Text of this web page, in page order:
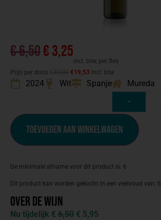
€6,50€3,25
incl. btw, per fles
Prijs per doos
€19,53 incl. btw
2024 Wit Spanje Mureda
-
Toevoegen aan winkelwagen
De minimale afname voor dit product is: 6
Dit product kan worden gekocht in een veelvoud van: 6
Over de wijn
Nu tijdelijk € 6,50 € 5,95